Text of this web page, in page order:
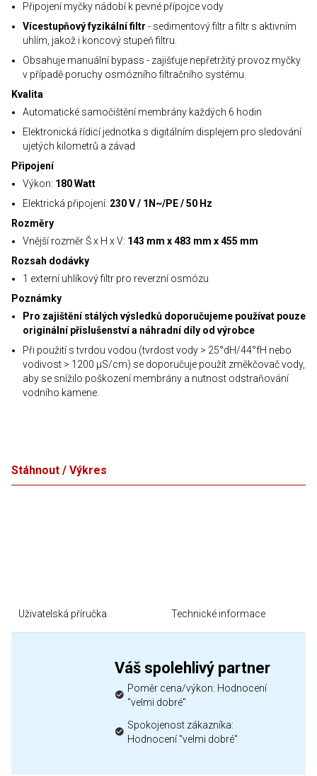
Připojení myčky nádobí k pevné přípojce vody
Vícestupňový fyzikální filtr - sedimentový filtr a filtr s aktivním
uhlím, jakož i koncový stupeň filtru.
Obsahuje manuální bypass - zajišťuje nepřetržitý provoz myčky
v případě poruchy osmózního filtračního systému.
Kvalita
Automatické samočištění membrány každých 6 hodin
Elektronická řídicí jednotka s digitálním displejem pro sledování
ujetých kilometrů a závad
Připojení
Výkon: 180 Watt
Elektrická připojení: 230 V / 1N~/PE / 50 Hz
Rozměry
Vnější rozměr Š x H x V: 143 mm x 483 mm x 455 mm
Rozsah dodávky
1 externí uhlíkový filtr pro reverzní osmózu
Poznámky
Pro zajištění stálých výsledků doporučujeme používat pouze
originální příslušenství a náhradní díly od výrobce
Při použití s tvrdou vodou (tvrdost vody > 25°dH/44°fH nebo
vodivost > 1200 μS/cm) se doporučuje použít změkčovač vody,
aby se snížilo poškození membrány a nutnost odstraňování
vodního kamene.
Stáhnout / Výkres
Uživatelská příručka Technické informace
Váš spolehlivý partner
Poměr cena/výkon: Hodnocení
"velmi dobré"
Spokojenost zákazníka:
Hodnocení "velmi dobré"